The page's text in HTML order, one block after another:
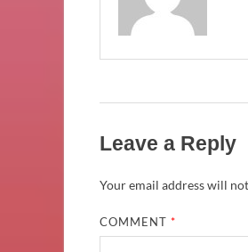
Leave a Reply
Your email address will
COMMENT*